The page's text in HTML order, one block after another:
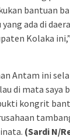
bantuan
ada di
Kolaka
Antam ini
di mata saya
kongrit
(Sardi N/